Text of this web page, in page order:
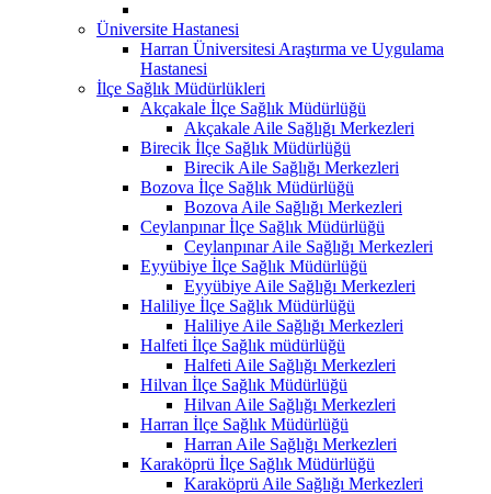
Üniversite Hastanesi
Harran Üniversitesi Araştırma ve Uygulama
Hastanesi
İlçe Sağlık Müdürlükleri
Akçakale İlçe Sağlık Müdürlüğü
Akçakale Aile Sağlığı Merkezleri
Birecik İlçe Sağlık Müdürlüğü
Birecik Aile Sağlığı Merkezleri
Bozova İlçe Sağlık Müdürlüğü
Bozova Aile Sağlığı Merkezleri
Ceylanpınar İlçe Sağlık Müdürlüğü
Ceylanpınar Aile Sağlığı Merkezleri
Eyyübiye İlçe Sağlık Müdürlüğü
Eyyübiye Aile Sağlığı Merkezleri
Haliliye İlçe Sağlık Müdürlüğü
Haliliye Aile Sağlığı Merkezleri
Halfeti İlçe Sağlık müdürlüğü
Halfeti Aile Sağlığı Merkezleri
Hilvan İlçe Sağlık Müdürlüğü
Hilvan Aile Sağlığı Merkezleri
Harran İlçe Sağlık Müdürlüğü
Harran Aile Sağlığı Merkezleri
Karaköprü İlçe Sağlık Müdürlüğü
Karaköprü Aile Sağlığı Merkezleri